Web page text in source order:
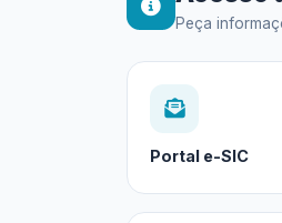
Peça
Portal e-SIC